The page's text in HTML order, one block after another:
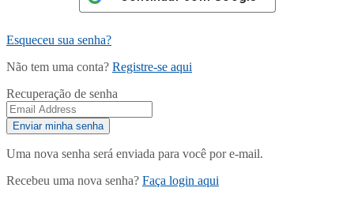
Esqueceu sua senha?
Não tem uma conta? Registre-se aqui
Recuperação de senha
Uma nova senha será enviada para você por e-mail.
Recebeu uma nova senha? Faça login aqui